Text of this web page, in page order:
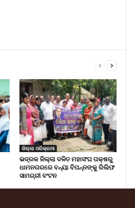
ଜିଲ୍ଲା ପରିକ୍ରମା
ଭଦ୍ରକ ଜିଲ୍ଲା ଦଳିତ ମହାସଂଘ ପକ୍ଷରୁ
ଧାମନଗରରେ ବନ୍ୟା ବିପନ୍ନଙ୍କୁ ରିଲିଫ
ସାମଗ୍ରୀ ବଂଟନ